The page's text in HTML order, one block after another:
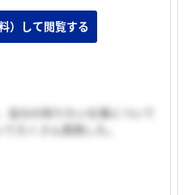
自分の知りたい仕事について
たくさん質問した。
）して閲覧する